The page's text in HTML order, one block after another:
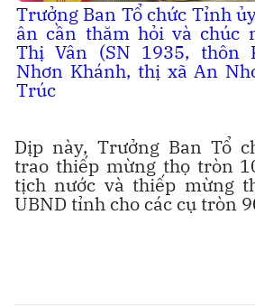
Trưởng Ban Tổ chức Tỉnh
ân cần thăm hỏi và chúc
Thị Vân (SN 1935, thôn
Nhơn Khánh, thị xã An
Trúc
Dịp này, Trưởng Ban Tổ
trao thiếp mừng thọ tròn
tịch nước và thiếp mừng
UBND tỉnh cho các cụ tròn